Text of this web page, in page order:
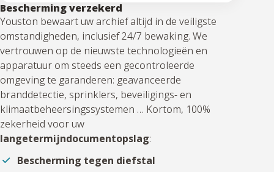
Bescherming verzekerd
Youston bewaart uw archief altijd in de veiligste
omstandigheden, inclusief 24/7 bewaking. We
vertrouwen op de nieuwste technologieën en
apparatuur om steeds een gecontroleerde
omgeving te garanderen: geavanceerde
branddetectie, sprinklers, beveiligings- en
klimaatbeheersingssystemen … Kortom, 100%
zekerheid voor uw
langetermijndocumentopslag:
Bescherming tegen diefstal